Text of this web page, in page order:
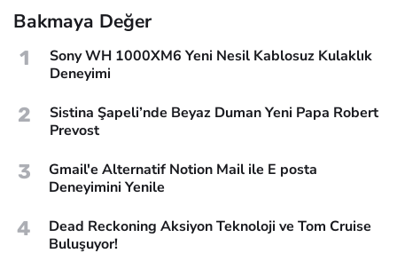
Bakmaya Değer
1
Sony WH 1000XM6 Yeni Nesil Kablosuz Kulaklık
Deneyimi
2
Sistina Şapeli’nde Beyaz Duman Yeni Papa Robert
Prevost
3
Gmail'e Alternatif Notion Mail ile E posta
Deneyimini Yenile
4
Dead Reckoning Aksiyon Teknoloji ve Tom Cruise
Buluşuyor!